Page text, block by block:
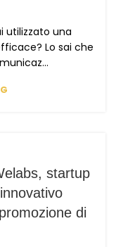
utilizzato una
Lo sai che
startup
di